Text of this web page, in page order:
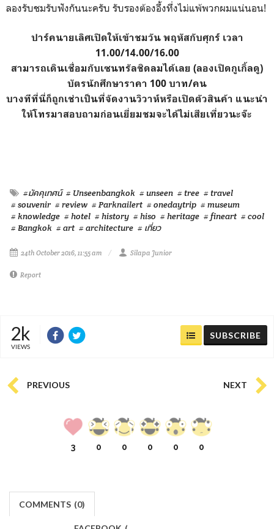
ลองรับชมรับฟังกันนะครับ รับรองต้องอึ้งทึ่งไม่แพ้พวกผมแน่นอน!
ปาร์คนายเลิศเปิดให้เข้าชมวัน พฤหัสกับศุกร์ เวลา
11.00/14.00/16.00
สามารถเดินเชื่อมกับเซนทรัลชิดลมได้เลย (ลองเปิดกูเกิ้ลดู)
บัตรนักศึกษาราคา 100 บาท/คน
บางทีที่นี่ก็ถูกเช่าเป็นที่จัดงานวิวาห์หรือเปิดตัวสินค้า แนะนำ
ให้โทรมาสอบถามก่อนเยี่ยมชมจะได้ไม่เสียเที่ยวนะจ๊ะ
#มัคคุเทศน์ # Unseenbangkok # unseen # tree # travel
# souvenir # review # Parknailert # onedaytrip # museum
# knowledge # hotel # history # hiso # heritage # fineart # cool
# Bangkok # art # architecture # เที่ยว
24th October 2016, 11:55 am Silapa Junior
Report
2k
VIEWS
SUBSCRIBE
PREVIOUS NEXT
3 0 0 0 0 0
COMMENTS (0)